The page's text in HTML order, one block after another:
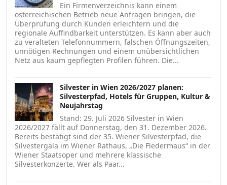
Ein Firmenverzeichnis kann einem
österreichischen Betrieb neue Anfragen bringen, die
Überprüfung durch Kunden erleichtern und die
regionale Auffindbarkeit unterstützen. Es kann aber auch
zu veralteten Telefonnummern, falschen Öffnungszeiten,
unnötigen Rechnungen und einem unübersichtlichen
Netz aus kaum gepflegten Profilen führen. Die...
Silvester in Wien 2026/2027 planen:
Silvesterpfad, Hotels für Gruppen, Kultur &
Neujahrstag
Stand: 29. Juli 2026 Silvester in Wien
2026/2027 fällt auf Donnerstag, den 31. Dezember 2026.
Bereits bestätigt sind der 35. Wiener Silvesterpfad, die
Silvestergala im Wiener Rathaus, „Die Fledermaus“ in der
Wiener Staatsoper und mehrere klassische
Silvesterkonzerte. Wer als Paar...